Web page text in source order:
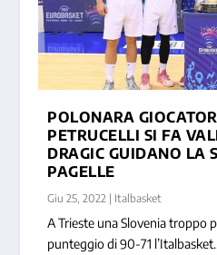
POLONARA
PETRUCELLI SI FA
DRAGIC GUIDANO LA
PAGELLE
Giu 25, 2022 | Italbasket
A Trieste una Slovenia troppo
punteggio di 90-71